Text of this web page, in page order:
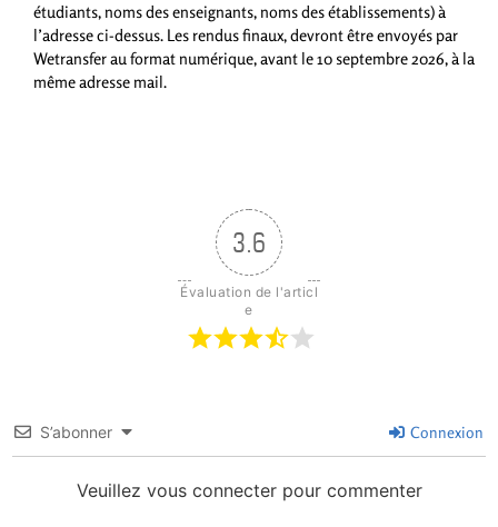
étudiants, noms des enseignants, noms des établissements) à
l’adresse ci-dessus. Les rendus finaux, devront être envoyés par
Wetransfer au format numérique, avant le 10 septembre 2026, à la
même adresse mail.
3.6
Évaluation de l'articl
e
S’abonner Connexion
Veuillez vous connecter pour commenter